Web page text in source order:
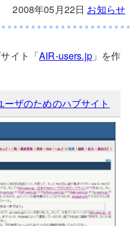
2008年05月22日 お知らせ
イト「AIR-users.jp」を作
ザのためのハブサイト